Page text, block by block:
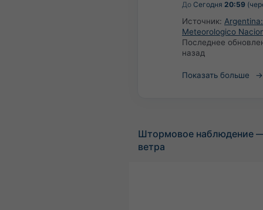
До Сегодня 20:59
Источник:
Meteorologico
Последнее
назад
Показать больше
Штормовое наблюдение
ветра